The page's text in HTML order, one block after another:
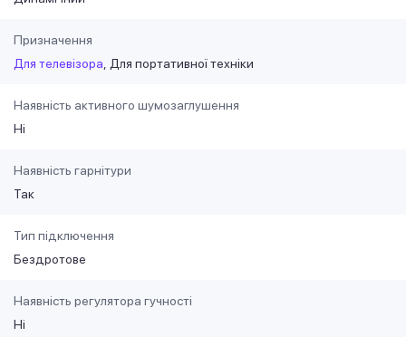
Призначення
Для телевізора
Для портативної техніки
Наявність активного шумозаглушення
Ні
Наявність гарнітури
Так
Тип підключення
Бездротове
Наявність регулятора гучності
Ні